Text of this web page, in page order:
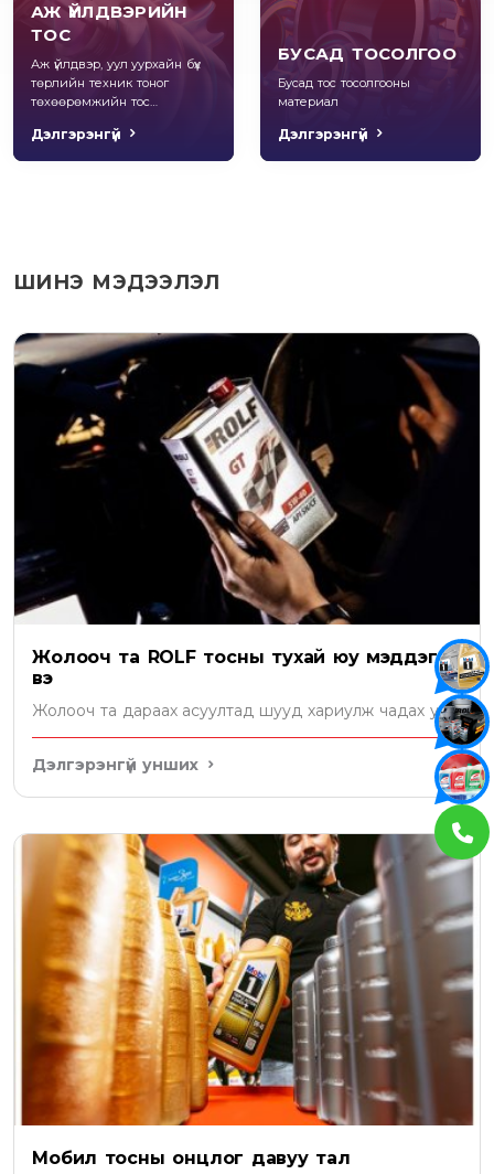
АЖ ҮЙЛДВЭРИЙН
ТОС
Аж үйлдвэр, уул уурхайн бүх
төрлийн техник тоног
төхөөрөмжийн тос
Дэлгэрэнгүй
БУСАД ТОСОЛГОО
Бусад тос тосолгооны
материал
Дэлгэрэнгүй
ШИНЭ МЭДЭЭЛЭЛ
Жолооч та ROLF тосны тухай юу мэддэг
вэ
Жолооч та дараах асуултад шууд хариулж чадах уу?
Дэлгэрэнгүй унших
Мобил тосны онцлог давуу тал